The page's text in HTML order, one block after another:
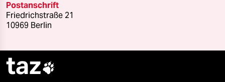
Postanschrift
Friedrichstraße 21
10969 Berlin
taz